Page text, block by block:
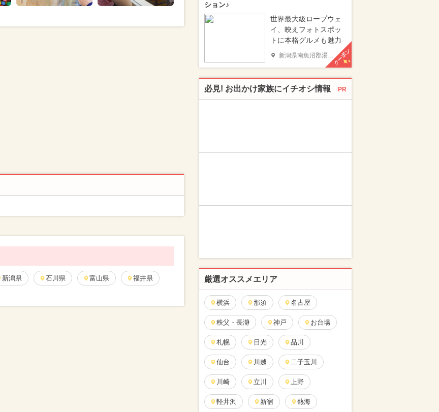
新潟県 石川県 富山県 福井県
ション♪
世界最大級ロープウェ
イ、映えフォトスポッ
トに本格グルメも魅力
新潟県南魚沼郡湯沢町 クーポン
必見! お出かけ家族にイチオシ情報 PR
厳選オススメエリア
横浜 那須 名古屋
秩父・長瀞 神戸 お台場
札幌 日光 品川
仙台 川越 二子玉川
川崎 立川 上野
軽井沢 新宿 熱海